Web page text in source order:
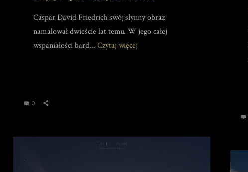
Caspar David Friedrich swój słynny obraz
namalował dwieście lat temu. W jego całej
wspaniałości bard... Czytaj więcej
0